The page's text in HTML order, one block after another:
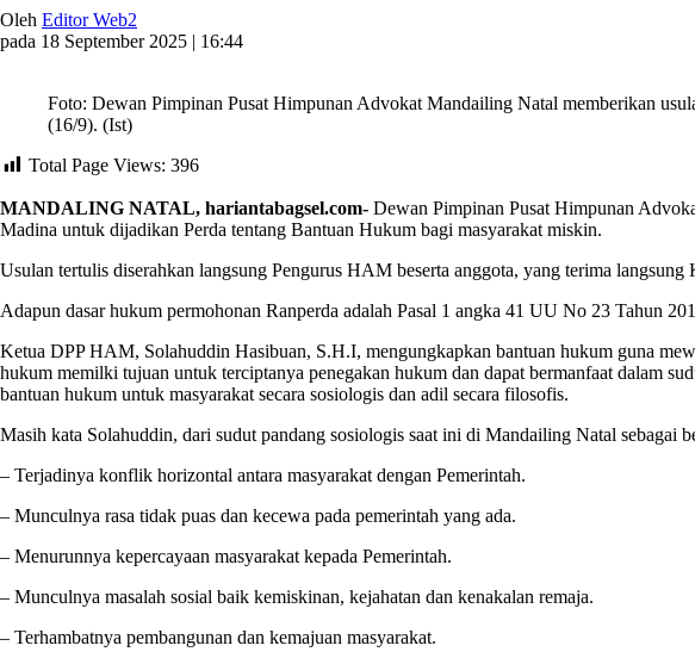
Oleh Editor Web2
pada 18 September 2025 | 16:44
Foto: Dewan Pimpinan Pusat Himpunan Advokat Mandailing Natal memberikan
(16/9). (Ist)
Total Page Views: 396
MANDALING NATAL, hariantabagsel.com- Dewan Pimpinan Pusat Himpunan
Madina untuk dijadikan Perda tentang Bantuan Hukum bagi masyarakat miskin.
Usulan tertulis diserahkan langsung Pengurus HAM beserta anggota, yang terima
Adapun dasar hukum permohonan Ranperda adalah Pasal 1 angka 41 UU No 23 Tahun
Ketua DPP HAM, Solahuddin Hasibuan, S.H.I, mengungkapkan bantuan hukum guna
hukum memilki tujuan untuk terciptanya penegakan hukum dan dapat bermanfaat dalam
bantuan hukum untuk masyarakat secara sosiologis dan adil secara filosofis.
Masih kata Solahuddin, dari sudut pandang sosiologis saat ini di Mandailing Natal sebagai
– Terjadinya konflik horizontal antara masyarakat dengan Pemerintah.
– Munculnya rasa tidak puas dan kecewa pada pemerintah yang ada.
– Menurunnya kepercayaan masyarakat kepada Pemerintah.
– Munculnya masalah sosial baik kemiskinan, kejahatan dan kenakalan remaja.
– Terhambatnya pembangunan dan kemajuan masyarakat.